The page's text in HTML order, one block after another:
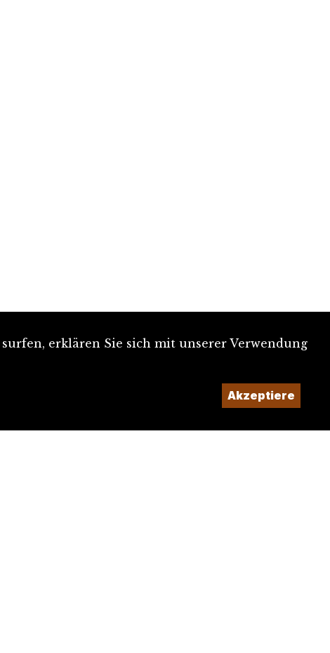
erklären Sie sich mit unserer Verwendung
Akzeptiere